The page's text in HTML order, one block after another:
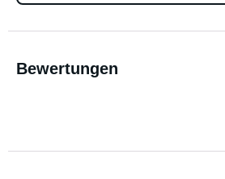
Bewertungen